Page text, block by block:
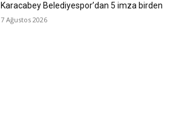
Karacabey Belediyespor’dan 5 imza birden
7 Ağustos 2026